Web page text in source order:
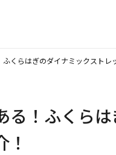
くらはぎのダイナミックストレ
る！ふくら